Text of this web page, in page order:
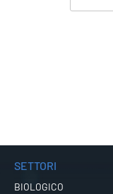
SETTORI
BIOLOGICO